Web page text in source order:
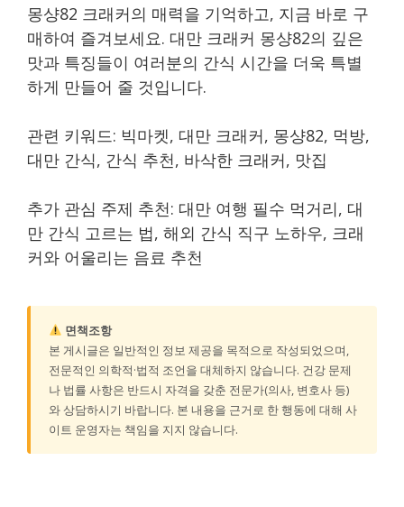
몽샹82 크래커의 매력을 기억하고, 지금 바로 구
매하여 즐겨보세요. 대만 크래커 몽샹82의 깊은
맛과 특징들이 여러분의 간식 시간을 더욱 특별
하게 만들어 줄 것입니다.
관련 키워드: 빅마켓, 대만 크래커, 몽샹82, 먹방,
대만 간식, 간식 추천, 바삭한 크래커, 맛집
추가 관심 주제 추천: 대만 여행 필수 먹거리, 대
만 간식 고르는 법, 해외 간식 직구 노하우, 크래
커와 어울리는 음료 추천
면책조항
본 게시글은 일반적인 정보 제공을 목적으로 작성되었으며,
전문적인 의학적·법적 조언을 대체하지 않습니다. 건강 문제
나 법률 사항은 반드시 자격을 갖춘 전문가(의사, 변호사 등)
와 상담하시기 바랍니다. 본 내용을 근거로 한 행동에 대해 사
이트 운영자는 책임을 지지 않습니다.